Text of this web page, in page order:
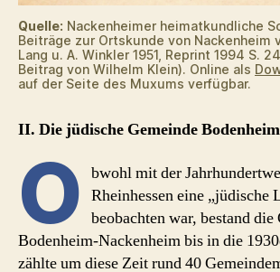
Quelle: Nackenheimer heimatkundliche
Beiträge zur Ortskunde von Nackenheim
Lang u. A. Winkler 1951, Reprint 1994 S.
Beitrag von Wilhelm Klein). Online als
auf der Seite des Muxums verfügbar.
II. Die jüdische Gemeinde
O bwohl mit der
Rheinhessen eine „jüdische
beobachten war, bestand die
Bodenheim-Nackenheim bis in die
zählte um diese Zeit rund 40